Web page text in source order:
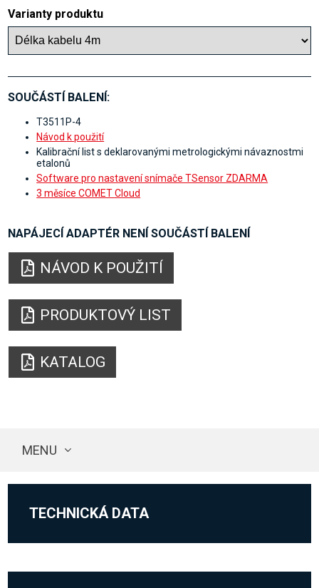
Varianty produktu
SOUČÁSTÍ BALENÍ:
T3511P-4
Návod k použití
Kalibrační list s deklarovanými metrologickými návaznostmi
etalonů
Software pro nastavení snímače TSensor ZDARMA
3 měsíce COMET Cloud
NAPÁJECÍ ADAPTÉR NENÍ SOUČÁSTÍ BALENÍ
NÁVOD K POUŽITÍ
PRODUKTOVÝ LIST
KATALOG
MENU
TECHNICKÁ DATA